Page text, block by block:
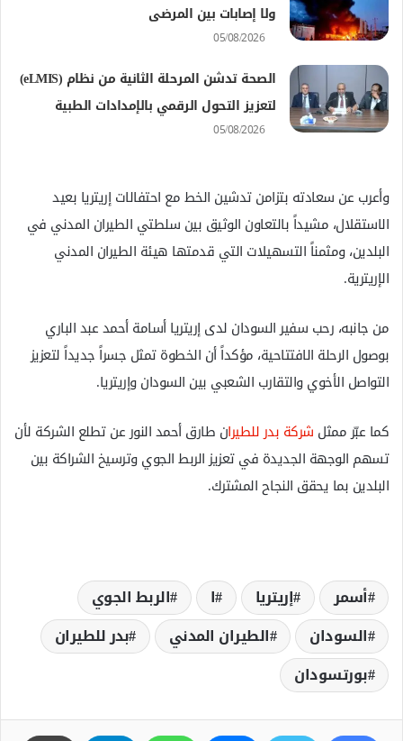
ولا إصابات بين المرضى
05/08/2026
الصحة تدشن المرحلة الثانية من نظام (eLMIS)
لتعزيز التحول الرقمي بالإمدادات الطبية
05/08/2026
وأعرب عن سعادته بتزامن تدشين الخط مع احتفالات إريتريا بعيد
الاستقلال، مشيداً بالتعاون الوثيق بين سلطتي الطيران المدني في
البلدين، ومثمناً التسهيلات التي قدمتها هيئة الطيران المدني
الإريترية.
من جانبه، رحب سفير السودان لدى إريتريا أسامة أحمد عبد الباري
بوصول الرحلة الافتتاحية، مؤكداً أن الخطوة تمثل جسراً جديداً لتعزيز
التواصل الأخوي والتقارب الشعبي بين السودان وإريتريا.
كما عبّر ممثل شركة بدر للطيران طارق أحمد النور عن تطلع الشركة لأن
تسهم الوجهة الجديدة في تعزيز الربط الجوي وترسيخ الشراكة بين
البلدين بما يحقق النجاح المشترك.
أسمر إريتريا ا
الربط الجوي
السودان
الطيران المدني
بدر للطيران
بورتسودان